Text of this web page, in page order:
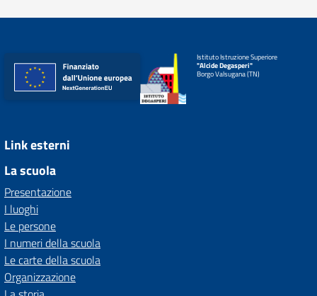
Istituto Istruzione Superiore
"Alcide Degasperi"
Borgo Valsugana (TN)
Link esterni
La scuola
Presentazione
I luoghi
Le persone
I numeri della scuola
Le carte della scuola
Organizzazione